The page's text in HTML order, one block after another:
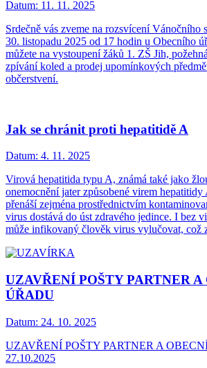
Datum: 11. 11. 2025
Srdečně vás zveme na rozsvícení Vánočního
30. listopadu 2025 od 17 hodin u Obecního
můžete na vystoupení žáků 1. ZŠ Jih,
zpívání koled a prodej upomínkových
občerstvení.
Jak se chránit proti hepatitidě A
Datum: 4. 11. 2025
Virová hepatitida typu A, známá také jako
onemocnění jater způsobené virem hepatitidy
přenáší zejména prostřednictvím
virus dostává do úst zdravého jedince. I bez
může infikovaný člověk virus vylučovat, což
UZAVŘENÍ POŠTY PARTNER
ÚŘADU
Datum: 24. 10. 2025
UZAVŘENÍ POŠTY PARTNER A
27.10.2025